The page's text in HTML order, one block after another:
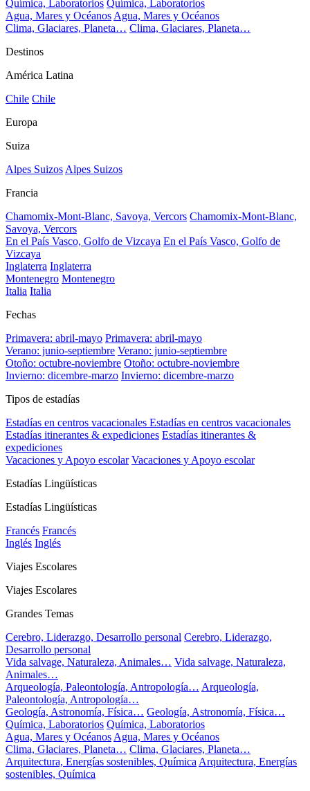
Química, Laboratorios Química, Laboratorios
Agua, Mares y OcéanosAgua, Mares y Océanos
Clima, Glaciares, Planeta… Clima, Glaciares, Planeta…
Destinos
América Latina
Chile Chile
Europa
Suiza
Alpes SuizosAlpes Suizos
Francia
Chamomix-Mont-Blanc, Savoya, Vercors Chamomix-Mont-Blanc,
Savoya, Vercors
En el País Vasco, Golfo de Vizcaya En el País Vasco, Golfo de
Vizcaya
Inglaterra Inglaterra
Montenegro Montenegro
Italia Italia
Fechas
Primavera: abril-mayo Primavera: abril-mayo
Verano: junio-septiembre Verano: junio-septiembre
Otoño: octubre-noviembre Otoño: octubre-noviembre
Invierno: dicembre-marzo Invierno: dicembre-marzo
Tipos de estadías
Estadías en centros vacacionales Estadías en centros vacacionales
Estadías itinerantes & expediciones Estadías itinerantes &
expediciones
Vacaciones y Apoyo escolar Vacaciones y Apoyo escolar
Estadías Lingüísticas
Estadías Lingüísticas
Francés Francés
Inglés Inglés
Viajes Escolares
Viajes Escolares
Grandes Temas
Cerebro, Liderazgo, Desarrollo personal Cerebro, Liderazgo,
Desarrollo personal
Vida salvage, Naturaleza, Animales… Vida salvage, Naturaleza,
Animales…
Arqueología, Paleontología, Antropología… Arqueología,
Paleontología, Antropología…
Geología, Astronomía, Física… Geología, Astronomía, Física…
Química, Laboratorios Química, Laboratorios
Agua, Mares y OcéanosAgua, Mares y Océanos
Clima, Glaciares, Planeta… Clima, Glaciares, Planeta…
Arquitectura, Energías sostenibles, QuímicaArquitectura, Energías
sostenibles, Química